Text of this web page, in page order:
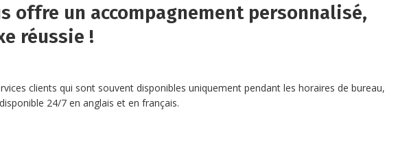
offre un accompagnement personnalisé,
réussie !
clients qui sont souvent disponibles uniquement pendant les horaires de bureau,
24/7 en anglais et en français.